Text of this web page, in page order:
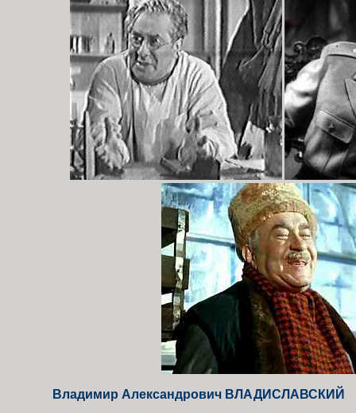
Владимир Александрович ВЛАДИСЛАВСКИЙ